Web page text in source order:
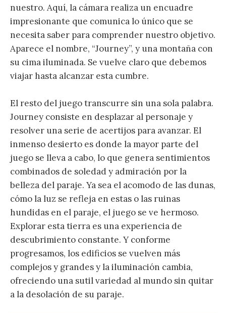
nuestro. Aquí, la cámara realiza un encuadre
impresionante que comunica lo único que se
necesita saber para comprender nuestro objetivo.
Aparece el nombre, “Journey”, y una montaña con
su cima iluminada. Se vuelve claro que debemos
viajar hasta alcanzar esta cumbre.
El resto del juego transcurre sin una sola palabra.
Journey consiste en desplazar al personaje y
resolver una serie de acertijos para avanzar. El
inmenso desierto es donde la mayor parte del
juego se lleva a cabo, lo que genera sentimientos
combinados de soledad y admiración por la
belleza del paraje. Ya sea el acomodo de las dunas,
cómo la luz se refleja en estas o las ruinas
hundidas en el paraje, el juego se ve hermoso.
Explorar esta tierra es una experiencia de
descubrimiento constante. Y conforme
progresamos, los edificios se vuelven más
complejos y grandes y la iluminación cambia,
ofreciendo una sutil variedad al mundo sin quitar
a la desolación de su paraje.